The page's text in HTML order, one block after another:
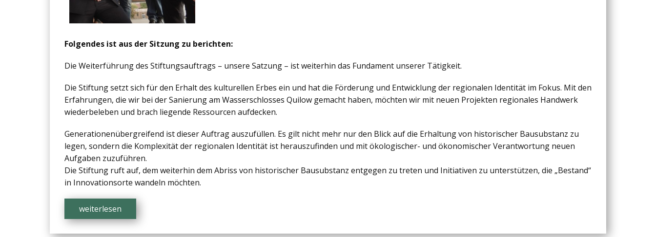
Folgendes ist aus der Sitzung zu berichten:
Die Weiterführung des Stiftungsauftrags – unsere Satzung – ist weiterhin das Fundament unserer Tätigkeit.
Die Stiftung setzt sich für den Erhalt des kulturellen Erbes ein und hat die Förderung und Entwicklung der regionalen Identität im Fokus. Mit den
Erfahrungen, die wir bei der Sanierung am Wasserschlosses Quilow gemacht haben, möchten wir mit neuen Projekten regionales Handwerk
wiederbeleben und brach liegende Ressourcen aufdecken.
Generationenübergreifend ist dieser Auftrag auszufüllen. Es gilt nicht mehr nur den Blick auf die Erhaltung von historischer Bausubstanz zu
legen, sondern die Komplexität der regionalen Identität ist herauszufinden und mit ökologischer- und ökonomischer Verantwortung neuen
Aufgaben zuzuführen.
Die Stiftung ruft auf, dem weiterhin dem Abriss von historischer Bausubstanz entgegen zu treten und Initiativen zu unterstützen, die „Bestand“
in Innovationsorte wandeln möchten.
weiterlesen